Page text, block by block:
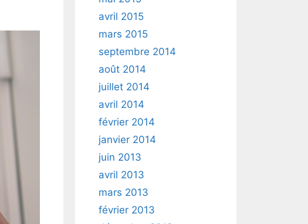
avril 2015
mars 2015
septembre 2014
août 2014
juillet 2014
avril 2014
février 2014
janvier 2014
juin 2013
avril 2013
mars 2013
février 2013